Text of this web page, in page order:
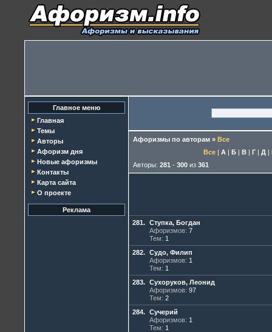
Главное меню
Главная
Темы
Авторы
Афоризм дня
Новые афоризмы
Контакты
Карта сайта
О проекте
Реклама
Афоризмы по авторам » Все
Все | А | Б | В | Г | Д |
Авторы: 281 - 300 из 361
281. Ступка, Богдан
Афоризмов: 7
Тем: 1
282. Судо, Филип
Афоризмов: 1
Тем: 1
283. Сухоруков, Леонид
Афоризмов: 97
Тем: 2
284. Сучерий
Афоризмов: 1
Тем: 1